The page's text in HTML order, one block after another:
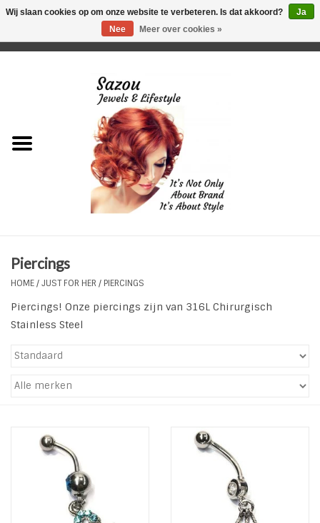
Just for Him
Plus Size Sieraden
Enkelbandjes
Tassen en meer
Haaraccesoires
ON THE BEACH
Piercings
HOME/JUST FOR HER / PIERCINGS
Piercings! Onze piercings zijn van 316L Chirurgisch
Stainless Steel
Wij slaan cookies op om onze website te verbeteren. Is dat akkoord?
Ja
Nee
Meer over cookies »